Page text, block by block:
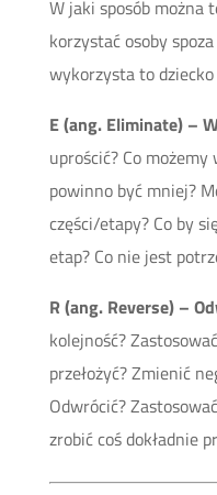
W jaki sposób można
korzystać osoby
wykorzysta to
E (ang. Eliminate) –
uprościć? Co
powinno być mniej?
części/etapy? Co by
etap? Co nie jest
R (ang. Reverse) –
kolejność?
przełożyć? Zmienić
Odwrócić?
zrobić coś dokładnie